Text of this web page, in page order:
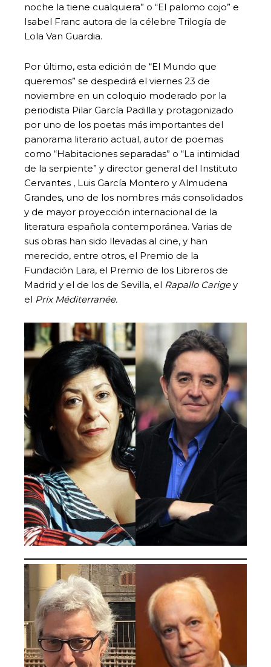
noche la tiene cualquiera” o “El palomo cojo” e
Isabel Franc autora de la célebre Trilogía de
Lola Van Guardia.
Por último, esta edición de “El Mundo que
queremos” se despedirá el viernes 23 de
noviembre en un coloquio moderado por la
periodista Pilar García Padilla y protagonizado
por uno de los poetas más importantes del
panorama literario actual, autor de poemas
como “Habitaciones separadas” o “La intimidad
de la serpiente” y director general del Instituto
Cervantes , Luis García Montero y Almudena
Grandes, uno de los nombres más consolidados
y de mayor proyección internacional de la
literatura española contemporánea. Varias de
sus obras han sido llevadas al cine, y han
merecido, entre otros, el Premio de la
Fundación Lara, el Premio de los Libreros de
Madrid y el de los de Sevilla, el Rapallo Carigey
el Prix Méditerranée.